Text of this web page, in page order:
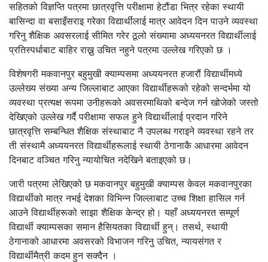
सहितको विज्ञप्ति पत्रमा छात्रवृत्ति परीक्षामा हेटौंडा भित्र रहेका स्थायी
बासिन्दा वा बसाइँसराइ गरेका विद्यार्थीलाई मात्र आवेदन दिन पाउने व्यवस्था
गरिनु शैक्षिक अवसरलाई सीमित गरेर ठूलो संख्यामा अध्ययनरत विद्यार्थीलाई
प्रतिस्पर्धाबाट बाहिर राख्नु उचित नहुने पत्रमा उल्लेख गरिएको छ ।
विशेषगरी मकवानपुर बहुमुखी क्याम्पसमा अध्ययनरत हजारौं विद्यार्थीमध्ये
उल्लेख्य संख्या अन्य जिल्लाबाट आएका विद्यार्थीहरूको रहेको सन्दर्भमा यो
व्यवस्था प्रत्यक्ष रूपमा उनीहरूको अवसरमाथिको बन्देज गर्न खोजेको जस्तो
देखिएको उल्लेख गर्दै परीक्षामा सफल हुने विद्यार्थीलाई प्रदान गरिने
छात्रवृत्ति सम्बन्धित शैक्षिक संस्थाबाट नै उपलब्ध गराइने व्यवस्था रहने तर
ती संस्थामै अध्ययनरत विद्यार्थीहरूलाई स्थायी ठेगानाकै आधारमा आवेदन
दिनबाट वञ्चित गरिनु न्यायोचित नदेखिने बताइएको छ।
जारी पत्रमा लेखिएको छ मकवानपुर बहुमुखी क्याम्पस केवल मकवानपुरका
विद्यार्थीको मात्र नभई देशका विभिन्न जिल्लाबाट उच्च शिक्षा हासिल गर्न
आउने विद्यार्थीहरूको साझा शैक्षिक केन्द्र हो। यहाँ अध्ययनरत सम्पूर्ण
विद्यार्थी क्याम्पसका समान हैसियतका विद्यार्थी हुन्। तसर्थ, स्थायी
ठेगानाको आधारमा अवसरको विभाजन गरिनु उचित, न्यायसंगत र
विद्यार्थीमैत्री कदम हुन सक्दैन ।